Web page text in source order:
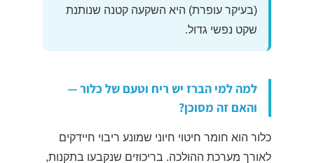
(בעיקר עופרת) היא השקעה קטנה שנותנת
שקט נפשי גדול.
למה למי הברז יש ריח וטעם של כלור —
והאם זה מסוכן?
כלור הוא חומר חיטוי חיוני שמונע ריבוי חיידקים
לאורך מערכת ההולכה. בריכוזים שנקבעו בתקנות,